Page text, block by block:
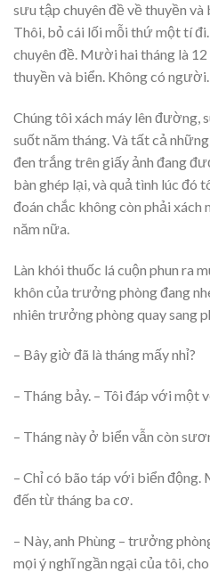
sưu tập chuyên đề về thuyền và
Thôi, bỏ cái lối mỗi thứ một tí
chuyên đề. Mười hai tháng là
thuyền và biển. Không có
Chúng tôi xách máy lên đường,
suốt năm tháng. Và tất cả
đen trắng trên giấy ảnh đang
bàn ghép lại, và quả tình lúc đó
đoán chắc không còn phải xách
năm nữa.
Làn khói thuốc lá cuộn phun ra
khôn của trưởng phòng đang
nhiên trưởng phòng quay sang
– Bây giờ đã là tháng mấy nhỉ?
– Tháng bảy. – Tôi đáp với một
– Tháng này ở biển vẫn còn
– Chỉ có bão táp với biển
đến từ tháng ba cơ.
– Này, anh Phùng – trưởng
mọi ý nghĩ ngần ngại của tôi,